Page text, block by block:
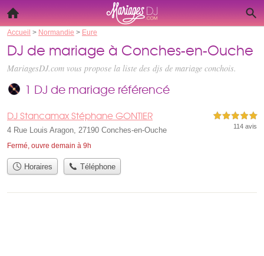
Accueil > Normandie > Eure
DJ de mariage à Conches-en-Ouche
MariagesDJ.com vous propose la liste des djs de mariage conchois.
1 DJ de mariage référencé
DJ Stancamax Stéphane GONTIER
4 Rue Louis Aragon, 27190 Conches-en-Ouche
Fermé, ouvre demain à 9h
5,0 étoiles sur 5
114 avis
Horaires Téléphone